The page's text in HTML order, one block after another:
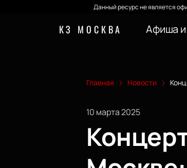
Данный ресурс не является
КЗ МОСКВА Афиша
Главная Новости
10 марта 2025